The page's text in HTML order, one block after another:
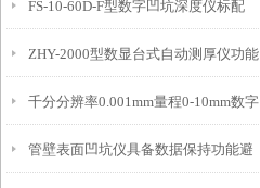
态的实时监测设备
FS-10-60D-F型数字凹坑深度仪标配
IP54级表头分辨率0.01mm量程
10mm！
ZHY-2000型数显台式自动测厚仪功能
特点
千分分辨率0.001mm量程0-10mm数字
埋头度仪技术参数！
管壁表面凹坑仪具备数据保持功能避